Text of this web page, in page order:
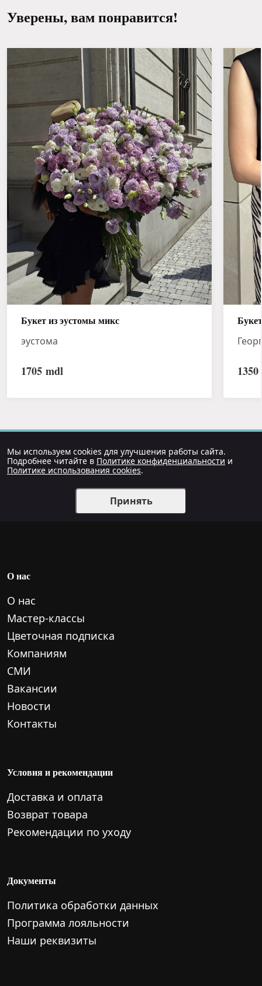
Уверены, вам понравится!
Букет из эустомы микс
эустома
1705 mdl 1350
Мы используем cookies для улучшения работы сайта.
Подробнее читайте в Политике конфиденциальности и
Политике использования cookies.
Принять
О нас
О нас
Мастер-классы
Цветочная подписка
Компаниям
СМИ
Вакансии
Новости
Контакты
Условия и рекомендации
Доставка и оплата
Возврат товара
Рекомендации по уходу
Документы
Политика обработки данных
Программа лояльности
Наши реквизиты